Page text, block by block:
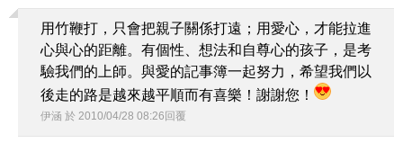
用竹鞭打，只會把親子關係打遠；用愛心，才能拉進
心與心的距離。有個性、想法和自尊心的孩子，是考
驗我們的上師。與愛的記事簿一起努力，希望我們以
後走的路是越來越平順而有喜樂！謝謝您！
伊涵 於 2010/04/28 08:26 回覆